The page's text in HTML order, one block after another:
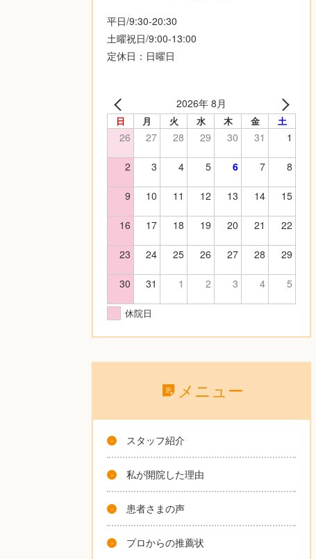
平日/9:30-20:30
土曜祝日/9:00-13:00
定休日：日曜日
2026年 8月
日 月 火 水 木 金 土
26 27 28 29 30 31 1
2 3 4 5 6 7 8
9 10 11 12 13 14 15
16 17 18 19 20 21 22
23 24 25 26 27 28 29
30 31 1 2 3 4 5
休院日
メニュー
スタッフ紹介
私が開院した理由
患者さまの声
プロからの推薦状